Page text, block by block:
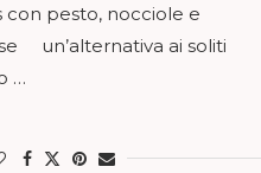
pesto, nocciole e
un’alternativa ai soliti
…